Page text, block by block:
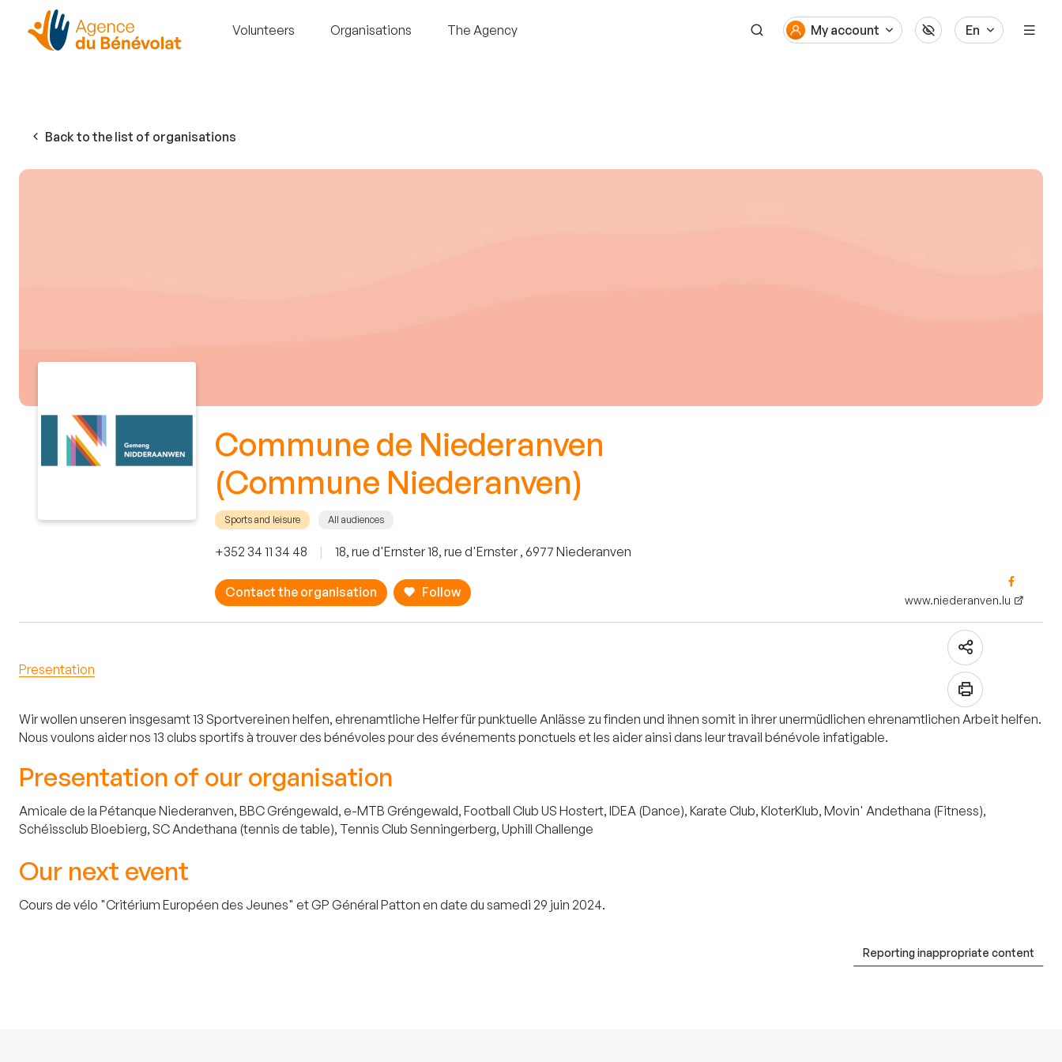
Volunteers Organisations The Agency My account En
Back to the list of organisations
Commune de Niederanven
(Commune Niederanven)
Sports and leisure All audiences
+352 34 11 34 48 | 18, rue d'Ernster 18, rue d'Ernster , 6977 Niederanven
Contact the organisation Follow www.niederanven.lu
Presentation
Wir wollen unseren insgesamt 13 Sportvereinen helfen, ehrenamtliche Helfer für punktuelle Anlässe zu finden und ihnen somit in ihrer unermüdlichen ehrenamtlichen Arbeit helfen.
Nous voulons aider nos 13 clubs sportifs à trouver des bénévoles pour des événements ponctuels et les aider ainsi dans leur travail bénévole infatigable.
Presentation of our organisation
Amicale de la Pétanque Niederanven, BBC Gréngewald, e-MTB Gréngewald, Football Club US Hostert, IDEA (Dance), Karate Club, KloterKlub, Movin' Andethana (Fitness),
Schéissclub Bloebierg, SC Andethana (tennis de table), Tennis Club Senningerberg, Uphill Challenge
Our next event
Cours de vélo "Critérium Européen des Jeunes" et GP Général Patton en date du samedi 29 juin 2024.
Reporting inappropriate content